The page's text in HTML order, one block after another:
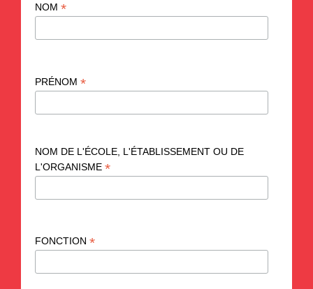
NOM *
PRÉNOM *
NOM DE L'ÉCOLE, L'ÉTABLISSEMENT OU DE
L'ORGANISME *
FONCTION *